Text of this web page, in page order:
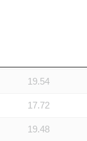
19.54
17.72
19.48